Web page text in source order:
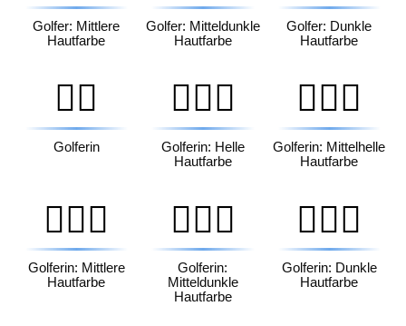
Golfer: Mittlere
Hautfarbe
Golfer: Mitteldunkle
Hautfarbe
Golfer: Dunkle
Hautfarbe
🏌️‍♀️
Golferin
🏌🏻‍♀️
Golferin: Helle
Hautfarbe
🏌🏼‍♀️
Golferin: Mittelhelle
Hautfarbe
🏌🏽‍♀️
Golferin: Mittlere
Hautfarbe
🏌🏾‍♀️
Golferin:
Mitteldunkle
Hautfarbe
🏌🏿‍♀️
Golferin: Dunkle
Hautfarbe